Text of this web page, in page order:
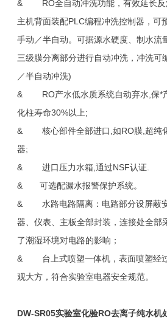
& RO全自动冲洗功能，有效延长反
主机背面装配PLC编程冲洗控制器，可
手动／半自动。可据源水硬度、制水流
三级膜分离部分进行自动冲洗，冲洗可
／半自动冲洗)
& RO产水低水质系统自动弃水,保*
化柱寿命30%以上;
& 核心部件全部进口,如RO膜,超纯
器;
& 进口压力水箱,通过NSF认证.
& 可选配漏水报警保护系统。
& 水路电路隔离：电路部分设屏蔽安
器、仪表、主板全部封装，连接处全部
了潮湿环境对电路的影响；
& 台上式喷塑一体机，表面喷塑经过
观大方，符合实验室电器安全规范。
DW-SR05实验室化验RO去离子纯水机